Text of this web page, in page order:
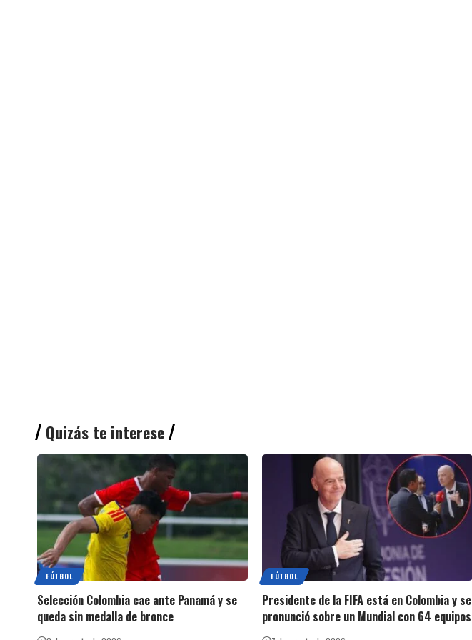
Quizás te interese
FÚTBOL
Selección Colombia cae ante Panamá y se
queda sin medalla de bronce
FÚTBOL
Presidente de la FIFA está en Colombia y se
pronunció sobre un Mundial con 64 equipos